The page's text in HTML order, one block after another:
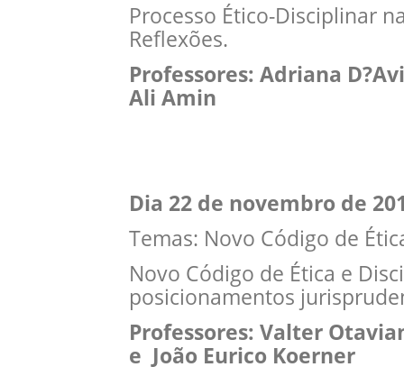
Processo Ético-Disciplinar
Reflexões.
Professores: Adriana
Ali Amin
Dia 22 de novembro de
Temas: Novo Código de
Novo Código de Ética e
posicionamentos
Professores: Valter
e João Eurico Koerner